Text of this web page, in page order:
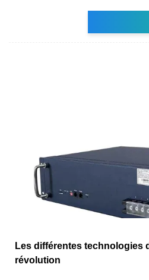
Les différentes technologies
révolution